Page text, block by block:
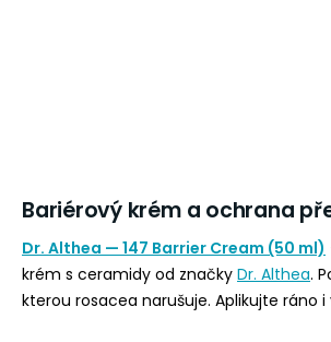
Bariérový krém a ochrana
Dr. Althea — 147 Barrier Cream (50 ml)
krém s ceramidy od značky Dr. Althea.
kterou rosacea narušuje. Aplikujte ráno i